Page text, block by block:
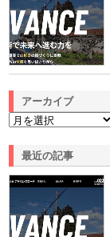
アーカイブ
最近の記事